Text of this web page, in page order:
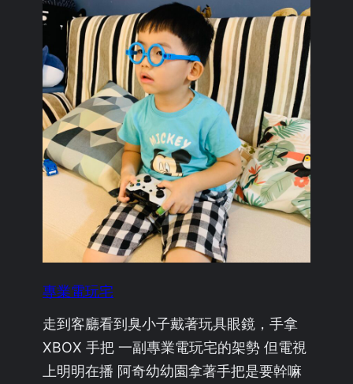
專業電玩宅
走到客廳看到臭小子戴著玩具眼鏡，手拿
XBOX 手把 一副專業電玩宅的架勢 但電視
上明明在播 阿奇幼幼園拿著手把是要幹嘛